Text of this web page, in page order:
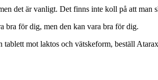
det är vanligt. Det finns inte koll på att man
bra för dig, men den kan vara bra för dig.
mot laktos och vätskeform, beställ